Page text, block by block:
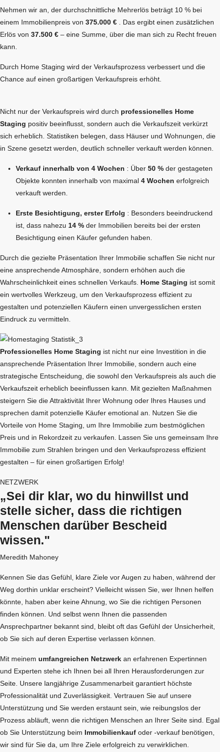
Nehmen wir an, der durchschnittliche Mehrerlös beträgt 10 % bei
einem Immobilienpreis von 375.000 € . Das ergibt einen zusätzlichen
Erlös von 37.500 € – eine Summe, über die man sich zu Recht freuen
kann.
Durch Home Staging wird der Verkaufsprozess verbessert und die
Chance auf einen großartigen Verkaufspreis erhöht.
Nicht nur der Verkaufspreis wird durch professionelles Home
Staging positiv beeinflusst, sondern auch die Verkaufszeit verkürzt
sich erheblich. Statistiken belegen, dass Häuser und Wohnungen, die
in Szene gesetzt werden, deutlich schneller verkauft werden können.
Verkauf innerhalb von 4 Wochen : Über 50 % der gestageten
Objekte konnten innerhalb von maximal 4 Wochen erfolgreich
verkauft werden.
Erste Besichtigung, erster Erfolg : Besonders beeindruckend
ist, dass nahezu 14 % der Immobilien bereits bei der ersten
Besichtigung einen Käufer gefunden haben.
Durch die gezielte Präsentation Ihrer Immobilie schaffen Sie nicht nur
eine ansprechende Atmosphäre, sondern erhöhen auch die
Wahrscheinlichkeit eines schnellen Verkaufs. Home Staging ist somit
ein wertvolles Werkzeug, um den Verkaufsprozess effizient zu
gestalten und potenziellen Käufern einen unvergesslichen ersten
Eindruck zu vermitteln.
Professionelles Home Staging ist nicht nur eine Investition in die
ansprechende Präsentation Ihrer Immobilie, sondern auch eine
strategische Entscheidung, die sowohl den Verkaufspreis als auch die
Verkaufszeit erheblich beeinflussen kann. Mit gezielten Maßnahmen
steigern Sie die Attraktivität Ihrer Wohnung oder Ihres Hauses und
sprechen damit potenzielle Käufer emotional an. Nutzen Sie die
Vorteile von Home Staging, um Ihre Immobilie zum bestmöglichen
Preis und in Rekordzeit zu verkaufen. Lassen Sie uns gemeinsam Ihre
Immobilie zum Strahlen bringen und den Verkaufsprozess effizient
gestalten – für einen großartigen Erfolg!
NETZWERK
„Sei dir klar, wo du hinwillst und
stelle sicher, dass die richtigen
Menschen darüber Bescheid
wissen."
Meredith Mahoney
Kennen Sie das Gefühl, klare Ziele vor Augen zu haben, während der
Weg dorthin unklar erscheint? Vielleicht wissen Sie, wer Ihnen helfen
könnte, haben aber keine Ahnung, wo Sie die richtigen Personen
finden können. Und selbst wenn Ihnen die passenden
Ansprechpartner bekannt sind, bleibt oft das Gefühl der Unsicherheit,
ob Sie sich auf deren Expertise verlassen können.
Mit meinem umfangreichen Netzwerk an erfahrenen Expertinnen
und Experten stehe ich Ihnen bei all Ihren Herausforderungen zur
Seite. Unsere langjährige Zusammenarbeit garantiert höchste
Professionalität und Zuverlässigkeit. Vertrauen Sie auf unsere
Unterstützung und Sie werden erstaunt sein, wie reibungslos der
Prozess abläuft, wenn die richtigen Menschen an Ihrer Seite sind. Egal
ob Sie Unterstützung beim Immobilienkauf oder -verkauf benötigen,
wir sind für Sie da, um Ihre Ziele erfolgreich zu verwirklichen.